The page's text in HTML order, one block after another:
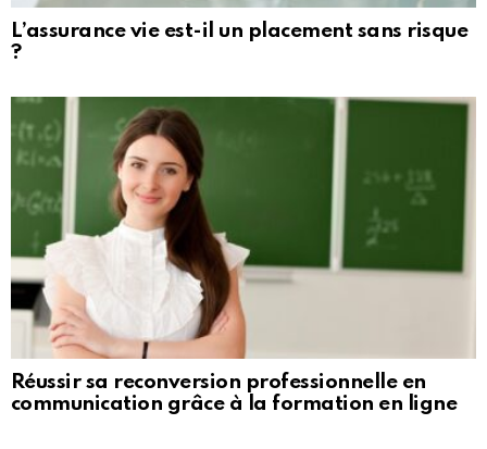
L’assurance vie est-il un placement sans risque
?
Réussir sa reconversion professionnelle en
communication grâce à la formation en ligne